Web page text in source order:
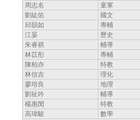
周志名
童軍
劉紘佑
國文
邱韻如
專輔
江晏
歷史
朱睿祺
輔導
林苡彤
專輔
陳柏亦
特教
林信吉
理化
廖培良
地理
劉祉吟
輔導
楊惠閔
特教
高瑋駿
數學